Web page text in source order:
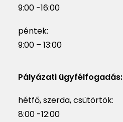
9:00 -16:00
péntek:
9:00 – 13:00
Pályázati ügyfélfogadás:
hétfő, szerda, csütörtök:
8:00 -12:00